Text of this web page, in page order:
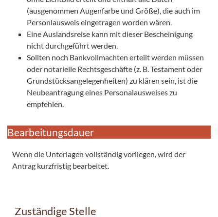
(ausgenommen Augenfarbe und Größe), die auch im
Personlausweis eingetragen worden wären.
Eine Auslandsreise kann mit dieser Bescheinigung
nicht durchgeführt werden.
Sollten noch Bankvollmachten erteilt werden müssen
oder notarielle Rechtsgeschäfte (z. B. Testament oder
Grundstücksangelegenheiten) zu klären sein, ist die
Neubeantragung eines Personalausweises zu
empfehlen.
Bearbeitungsdauer
Wenn die Unterlagen vollständig vorliegen, wird der
Antrag kurzfristig bearbeitet.
Zuständige Stelle